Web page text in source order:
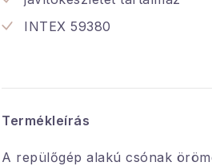
INTEX 59380
Termékleírás
A repülőgép alakú csónak